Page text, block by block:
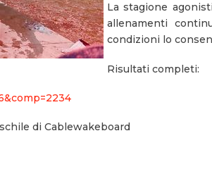
La stagione
allenamenti
condizioni lo
Risultati completi:
di Cablewakeboard